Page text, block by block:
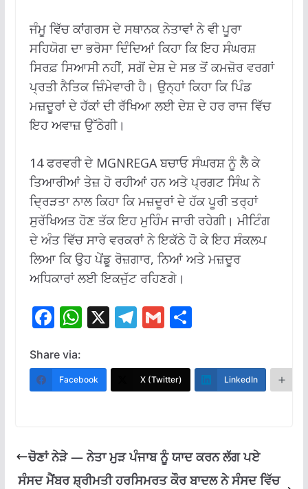
ਜੰਮੂ ਵਿੱਚ ਕਾਂਗਰਸ ਦੇ ਸਥਾਨਕ ਨੇਤਾਵਾਂ ਨੇ ਵੀ ਪੂਰਾ
ਸਹਿਯੋਗ ਦਾ ਭਰੋਸਾ ਦਿੰਦਿਆਂ ਕਿਹਾ ਕਿ ਇਹ ਸੰਘਰਸ਼
ਸਿਰਫ਼ ਸਿਆਸੀ ਨਹੀਂ, ਸਗੋਂ ਦੇਸ਼ ਦੇ ਸਭ ਤੋਂ ਕਮਜ਼ੋਰ ਵਰਗਾਂ
ਪ੍ਰਤੀ ਨੈਤਿਕ ਜ਼ਿੰਮੇਵਾਰੀ ਹੈ। ਉਨ੍ਹਾਂ ਕਿਹਾ ਕਿ ਪਿੰਡ
ਮਜ਼ਦੂਰਾਂ ਦੇ ਹੱਕਾਂ ਦੀ ਰੱਖਿਆ ਲਈ ਦੇਸ਼ ਦੇ ਹਰ ਰਾਜ ਵਿੱਚ
ਇਹ ਅਵਾਜ਼ ਉੱਠੇਗੀ।
14 ਫਰਵਰੀ ਦੇ MGNREGA ਬਚਾਓ ਸੰਘਰਸ਼ ਨੂੰ ਲੈ ਕੇ
ਤਿਆਰੀਆਂ ਤੇਜ਼ ਹੋ ਰਹੀਆਂ ਹਨ ਅਤੇ ਪ੍ਰਗਟ ਸਿੰਘ ਨੇ
ਦ੍ਰਿੜਤਾ ਨਾਲ ਕਿਹਾ ਕਿ ਮਜ਼ਦੂਰਾਂ ਦੇ ਹੱਕ ਪੂਰੀ ਤਰ੍ਹਾਂ
ਸੁਰੱਖਿਅਤ ਹੋਣ ਤੱਕ ਇਹ ਮੁਹਿੰਮ ਜਾਰੀ ਰਹੇਗੀ। ਮੀਟਿੰਗ
ਦੇ ਅੰਤ ਵਿੱਚ ਸਾਰੇ ਵਰਕਰਾਂ ਨੇ ਇਕੱਠੇ ਹੋ ਕੇ ਇਹ ਸੰਕਲਪ
ਲਿਆ ਕਿ ਉਹ ਪੇਂਡੂ ਰੋਜ਼ਗਾਰ, ਨਿਆਂ ਅਤੇ ਮਜ਼ਦੂਰ
ਅਧਿਕਾਰਾਂ ਲਈ ਇਕਜੁੱਟ ਰਹਿਣਗੇ।
F
e
b
k
W
at
s
p
X T
e
gr
G
ai
l
S
ar
e
Share via:
Facebook X (Twitter) LinkedIn
ਚੋਣਾਂ ਨੇੜੇ — ਨੇਤਾ ਮੁੜ ਪੰਜਾਬ ਨੂੰ ਯਾਦ ਕਰਨ ਲੱਗ ਪਏ
ਸੰਸਦ ਮੈਂਬਰ ਸ਼੍ਰੀਮਤੀ ਹਰਸਿਮਰਤ ਕੌਰ ਬਾਦਲ ਨੇ ਸੰਸਦ ਵਿੱਚ